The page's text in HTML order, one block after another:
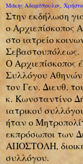
Μάκης Αδαμόπουλος,
Στην εκδήλωση
ο Αρχιεπίσκοπος
στοιατρείο
Σεβαστουπόλεως.
Ο Αρχιεπίσκοπος
Συλλόγου Αθηνών
τον Γεν. Διευθ.
κ. Κωνσταντίνο
ιατρικού
ήταν ο
εκπρόσωποι των
ΑΠΟΣΤΟΛΗ,
συλλόγου.